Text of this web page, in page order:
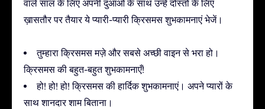
वाले साल के लिए अपनी दुआओं के साथ उन्हें दोस्तों के लिए
ख़ासतौर पर तैयार ये प्यारी-प्यारी क्रिसमस शुभकामनाएं भेजें।
तुम्हारा क्रिसमस मज़े और सबसे अच्छी वाइन से भरा हो।
क्रिसमस की बहुत-बहुत शुभकामनाएँ!
हो! हो! हो! क्रिसमस की हार्दिक शुभकामनाएं। अपने प्यारों के
साथ शानदार शाम बिताना।